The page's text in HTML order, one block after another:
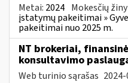
Metai: 2024 Mokesčių
įstatymų pakeitimai »
pakeitimai nuo 2025 m.
NT brokeriai,
konsultavimo
Web turinio sąrašas